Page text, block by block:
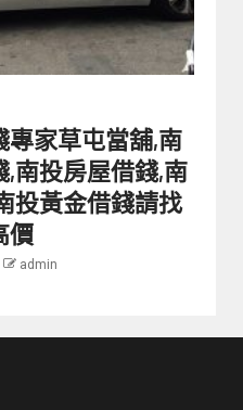
專家草屯當舖,南
,南投房屋借錢,南
投黃金借錢請找
價
admin